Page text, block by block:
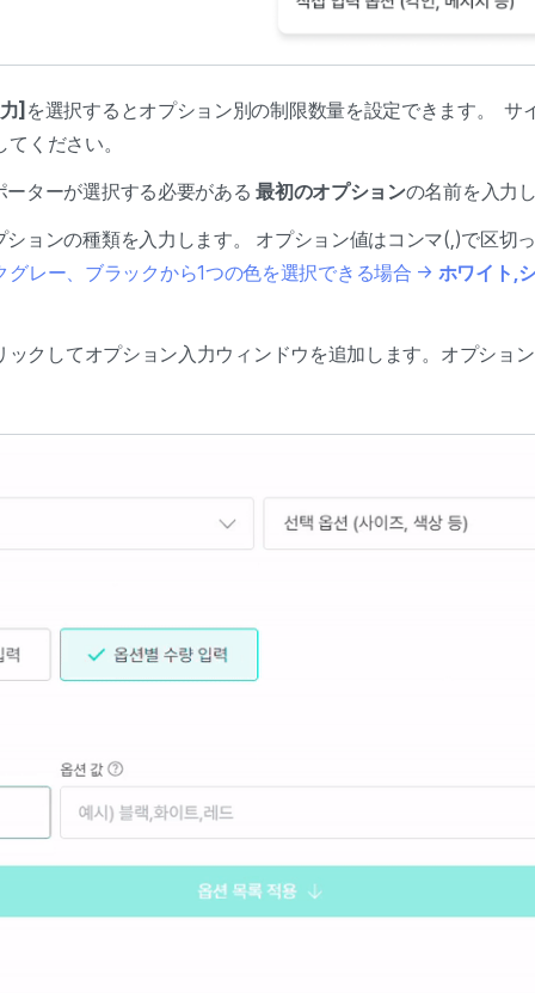
] を選択するとオプション別の制限数量を設定できます。 サ
ください。
ーターが選択する必要がある最初のオプションの名前を入力
ションの種類を入力します。 オプション値はコンマ(,)で区切
グレー、ブラックから1つの色を選択できる場合 → ホワイト,
ックしてオプション入力ウィンドウを追加します。オプショ